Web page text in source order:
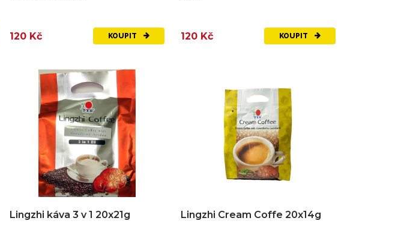
120 Kč KOUPIT 120 Kč KOUPIT
Lingzhi káva 3 v 1 20x21g Lingzhi Cream Coffe 20x14g